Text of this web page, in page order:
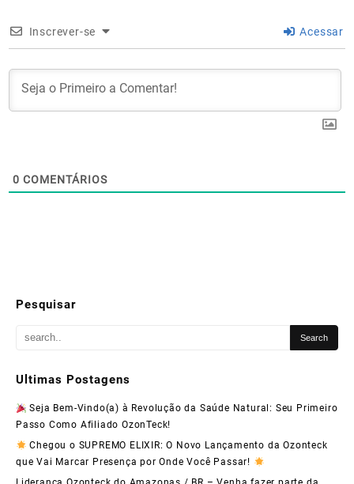
Inscrever-se Acessar
0 COMENTÁRIOS
Pesquisar
Ultimas Postagens
Seja Bem-Vindo(a) à Revolução da Saúde Natural: Seu Primeiro
Passo Como Afiliado OzonTeck!
Chegou o SUPREMO ELIXIR: O Novo Lançamento da Ozonteck
que Vai Marcar Presença por Onde Você Passar!